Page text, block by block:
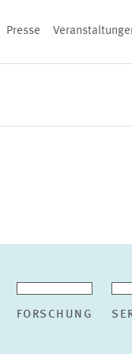
Presse
FORSCHUNG